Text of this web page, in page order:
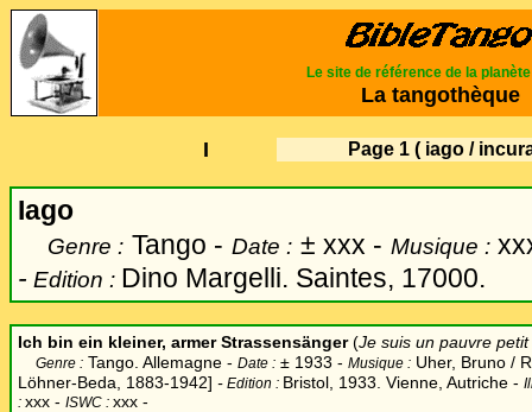
Le site de référence de la planète
La tangothèque
I Page 1 ( iago /
Iago
Genre : Tango - Date : ± xxx - Musique :
- Edition : Dino Margelli. Saintes, 17000.
Ich bin ein kleiner, armer Strassensänger(Je suis un pauvre
Genre : Tango. Allemagne - Date : ± 1933 - Musique : Uher, Bruno /
Löhner-Beda, 1883-1942] - Edition : Bristol, 1933. Vienne, Autriche -
: xxx - ISWC : xxx -